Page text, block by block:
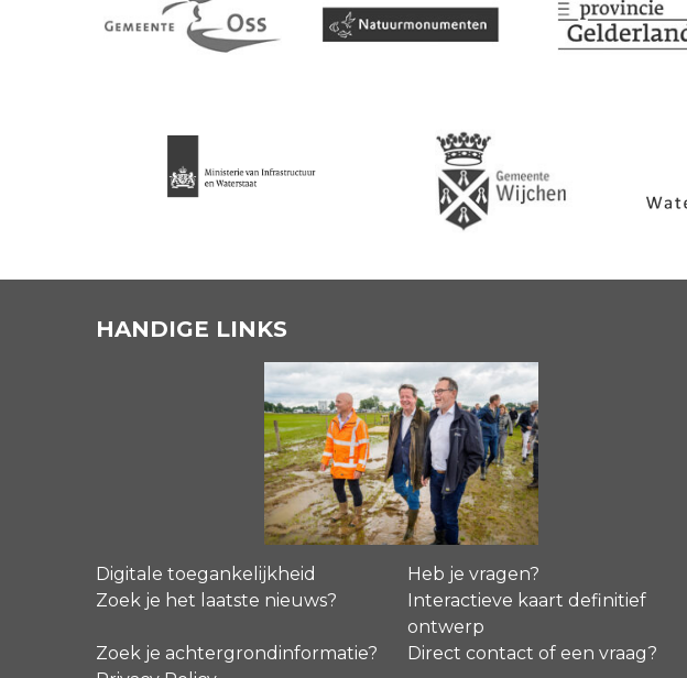
HANDIGE LINKS
Digitale toegankelijkheid
Heb je vragen?
Zoek je het laatste nieuws?
Interactieve kaart definitief
ontwerp
Zoek je achtergrondinformatie?
Direct contact of een vraag?